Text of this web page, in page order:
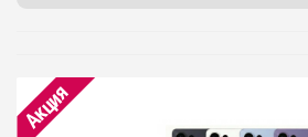
Акция